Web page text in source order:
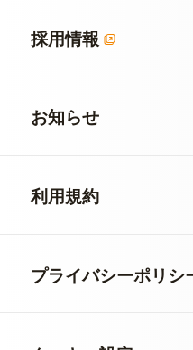
採用情報
お知らせ
利用規約
プライバシーポリシ